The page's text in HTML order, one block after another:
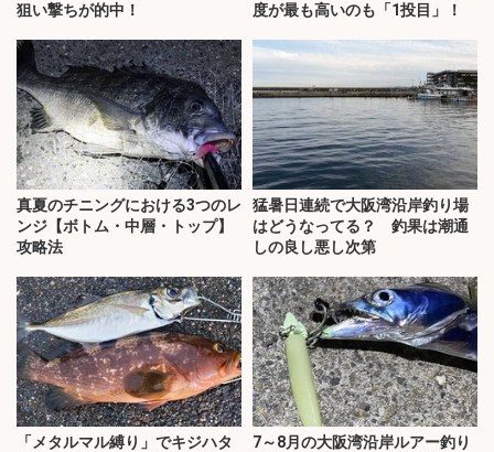
狙い撃ちが的中！
度が最も高いのも「1投目」！
真夏のチニングにおける3つのレ
ンジ【ボトム・中層・トップ】
攻略法
猛暑日連続で大阪湾沿岸釣り場
はどうなってる？ 釣果は潮通
しの良し悪し次第
「メタルマル縛り」でキジハタ
7～8月の大阪湾沿岸ルアー釣り